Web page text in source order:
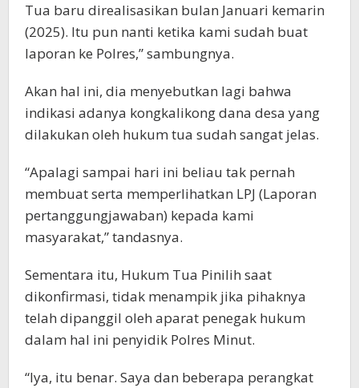
Tua baru direalisasikan bulan Januari kemarin
(2025). Itu pun nanti ketika kami sudah buat
laporan ke Polres,” sambungnya.
Akan hal ini, dia menyebutkan lagi bahwa
indikasi adanya kongkalikong dana desa yang
dilakukan oleh hukum tua sudah sangat jelas.
“Apalagi sampai hari ini beliau tak pernah
membuat serta memperlihatkan LPJ (Laporan
pertanggungjawaban) kepada kami
masyarakat,” tandasnya.
Sementara itu, Hukum Tua Pinilih saat
dikonfirmasi, tidak menampik jika pihaknya
telah dipanggil oleh aparat penegak hukum
dalam hal ini penyidik Polres Minut.
“Iya, itu benar. Saya dan beberapa perangkat